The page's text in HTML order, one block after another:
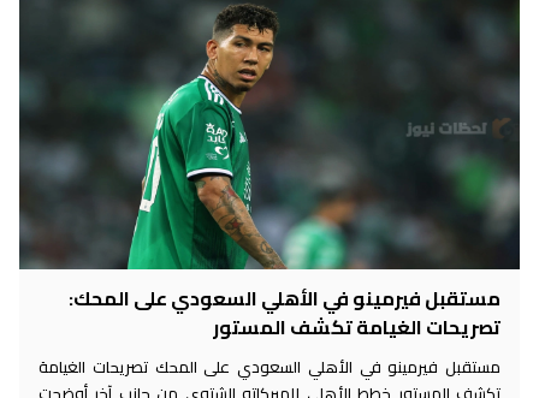
مستقبل فيرمينو في الأهلي السعودي على المحك:
تصريحات الغيامة تكشف المستور
مستقبل فيرمينو في الأهلي السعودي على المحك تصريحات الغيامة